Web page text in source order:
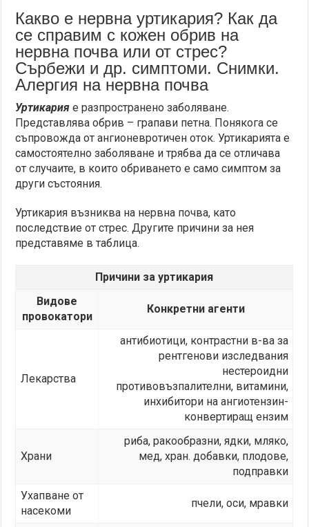
Какво е нервна уртикария? Как да
се справим с кожен обрив на
нервна почва или от стрес?
Сърбежи и др. симптоми. Снимки.
Алергия на нервна почва
Уртикария е разпространено заболяване.
Представлява обрив – грапави петна. Понякога се
съпровожда от ангионевротичен оток. Уртикарията е
самостоятелно заболяване и трябва да се отличава
от случаите, в които обриването е само симптом за
други състояния.
Уртикария възниква на нервна почва, като
последствие от стрес. Другите причини за нея
представяме в таблица.
Причини за уртикария
Видове
провокатори
Конкретни агенти
Лекарства
антибиотици, контрастни в-ва за
рентгенови изследвания
нестероидни
противовъзпалителни, витамини,
инхибитори на ангиотензин-
конвертиращ ензим
Храни
риба, ракообразни, ядки, мляко,
мед, хран. добавки, плодове,
подправки
Ухапване от
насекоми
пчели, оси, мравки